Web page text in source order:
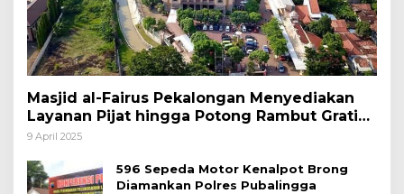
Masjid al-Fairus Pekalongan Menyediakan
Layanan Pijat hingga Potong Rambut Gratis
bagi Pemudik Lebaran 2025
9 April 2025
596 Sepeda Motor Kenalpot Brong
Diamankan Polres Pubalingga